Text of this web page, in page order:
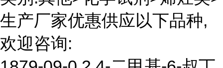
生产厂家优惠供应以下品种,
欢迎咨询: